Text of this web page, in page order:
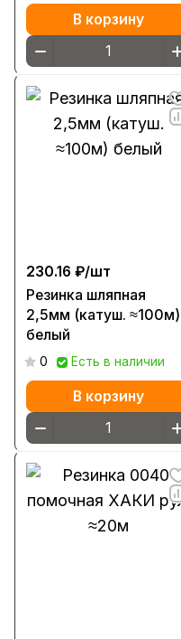
В корзину
230.16 ₽/шт
Резинка шляпная
2,5мм (катуш. ≈100м)
белый
0 Есть в наличии
В корзину